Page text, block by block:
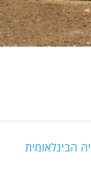
הבינלאומית